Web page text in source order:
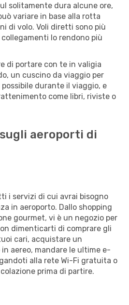
solitamente dura alcune ore,
variare in base alla rotta
di volo. Voli diretti sono più
lo rendono più
di portare con te in valigia
un cuscino da viaggio per
durante il viaggio, e
come libri, riviste o
aeroporti di
i servizi di cui avrai bisogno
in aeroporto. Dallo shopping
gourmet, vi è un negozio per
dimenticarti di comprare gli
cari, acquistare un
aereo, mandare le ultime e-
alla rete Wi-Fi gratuita o
prima di partire.